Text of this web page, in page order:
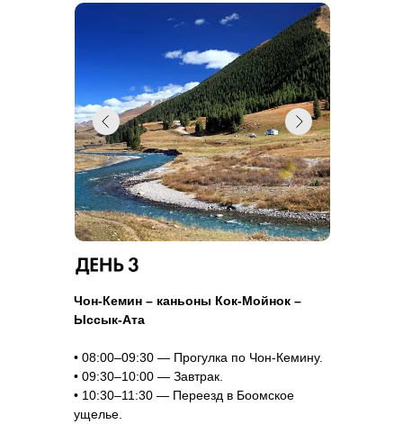
Чон-Кемин – каньоны Кок-Мойнок –
Ыссык-Ата
• 08:00–09:30 — Прогулка по Чон-Кемину.
• 09:30–10:00 — Завтрак.
• 10:30–11:30 — Переезд в Боомское
ущелье.